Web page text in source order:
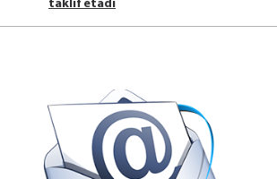
tаklif etаdi